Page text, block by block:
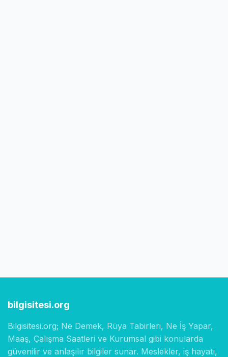
bilgisitesi.org
Bilgisitesi.org; Ne Demek, Rüya Tabirleri, Ne İş Yapar,
Maaş, Çalışma Saatleri ve Kurumsal gibi konularda
güvenilir ve anlaşılır bilgiler sunar. Meslekler, iş hayatı,